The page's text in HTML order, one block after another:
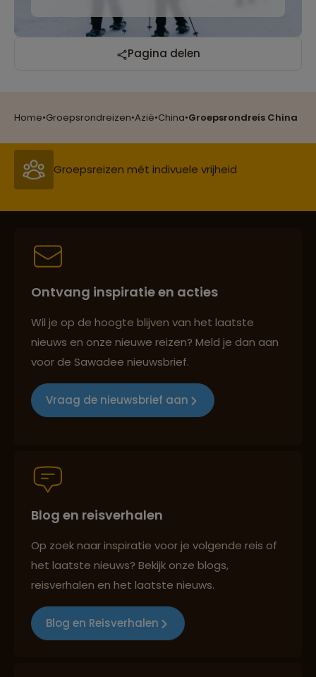
Home•Groepsrondreizen•Azië•China•Groepsrondreis China
Pagina delen
Reizen met oog voor mens, cultuur en milieu
Persoonlijk en deskundig reisadvies
Best beoordeelde reisroutes
Groepsreizen mét indivuele vrijheid
Best beoordeelde reisroutes
Reizen met oog voor mens, cultuur en milieu
Ontvang inspiratie en acties
Wil je op de hoogte blijven van het laatste
nieuws en onze nieuwe reizen? Meld je dan aan
voor de Sawadee nieuwsbrief.
Vraag de nieuwsbrief aan
Blog en reisverhalen
Op zoek naar inspiratie voor je volgende reis of
het laatste nieuws? Bekijk onze blogs,
reisverhalen en het laatste nieuws.
Blog en Reisverhalen